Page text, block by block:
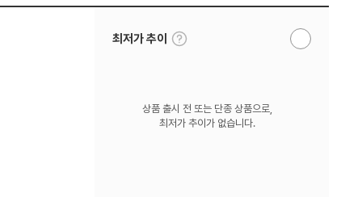
최저가 추이
툴
팁
알
상품 출시 전 또는 단종 상품으로,
최저가 추이가 없습니다.